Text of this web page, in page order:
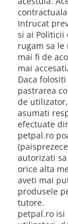
Intrucat
si ai Politicii
rugam sa
mai fi de
mai
Daca
pastrarea
de
asumati
efectuate
petpal.ro
autorizati
orice alta
aveti mai
produsele
tutore.
petpal.ro isi